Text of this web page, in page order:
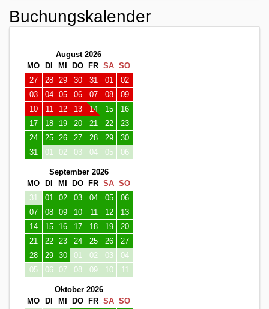
Buchungskalender
August 2026
MO
DI MI DO FR SA SO
27
28 29 30 31 01
02
03
04 05 06 07 08
09
10
11 12 13 14 15
16
17
18 19 20 21 22
23
24
25 26 27 28 29
30
31
01 02 03 04 05 06
September 2026
MO
DI MI DO FR SA SO
31
01 02 03 04 05
06
07
08 09 10 11 12
13
14
15 16 17 18 19
20
21
22 23 24 25 26
27
28
29 30 01 02 03
04
05
06 07 08 09 10 11
Oktober 2026
MO
DI MI DO FR SA SO